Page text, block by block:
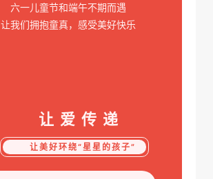
六一儿童节和端午不期而遇
让我们拥抱童真，感受美好快乐
让 爱 传 递
让美好环绕“星星的孩子”